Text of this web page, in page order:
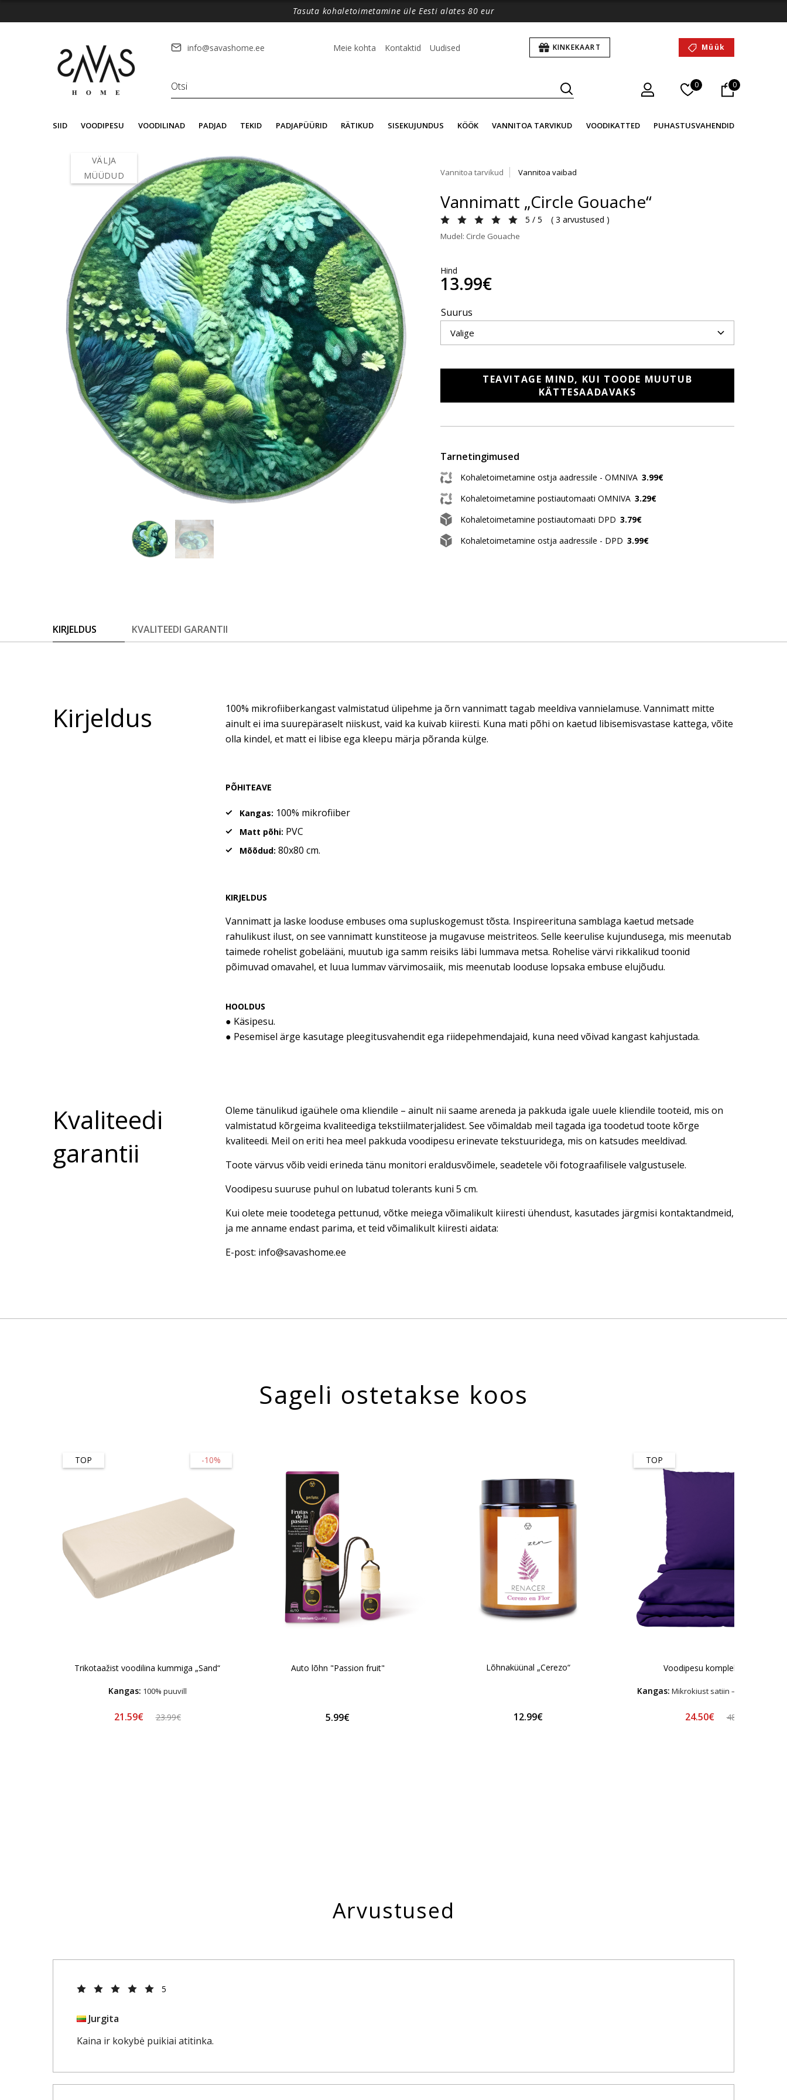
Tasuta kohaletoimetamine üle Eesti alates 80 eur
info@savashome.ee Meie kohta Kontaktid Uudised KINKEKAART Müük
0 0
SIID VOODIPESU VOODILINAD PADJAD TEKID PADJAPÜÜRID RÄTIKUD SISEKUJUNDUS KÖÖK VANNITOA TARVIKUD VOODIKATTED PUHASTUSVAHENDID
VÄLJA
MÜÜDUD
Vannitoa tarvikud Vannitoa vaibad
Vannimatt „Circle Gouache“
5 / 5 ( 3 arvustused )
Mudel: Circle Gouache
Hind
13.99€
Suurus
TEAVITAGE MIND, KUI TOODE MUUTUB
KÄTTESAADAVAKS
Tarnetingimused
Kohaletoimetamine ostja aadressile - OMNIVA 3.99€
Kohaletoimetamine postiautomaati OMNIVA 3.29€
Kohaletoimetamine postiautomaati DPD 3.79€
Kohaletoimetamine ostja aadressile - DPD 3.99€
KIRJELDUS KVALITEEDI GARANTII
Kirjeldus
100% mikrofiiberkangast valmistatud ülipehme ja õrn vannimatt tagab meeldiva vannielamuse. Vannimatt mitte
ainult ei ima suurepäraselt niiskust, vaid ka kuivab kiiresti. Kuna mati põhi on kaetud libisemisvastase kattega, võite
olla kindel, et matt ei libise ega kleepu märja põranda külge.
PÕHITEAVE
Kangas: 100% mikrofiiber
Matt põhi: PVC
Mõõdud: 80x80 cm.
KIRJELDUS
Vannimatt ja laske looduse embuses oma supluskogemust tõsta. Inspireerituna samblaga kaetud metsade
rahulikust ilust, on see vannimatt kunstiteose ja mugavuse meistriteos. Selle keerulise kujundusega, mis meenutab
taimede rohelist gobelääni, muutub iga samm reisiks läbi lummava metsa. Rohelise värvi rikkalikud toonid
põimuvad omavahel, et luua lummav värvimosaiik, mis meenutab looduse lopsaka embuse elujõudu.
HOOLDUS
● Käsipesu.
● Pesemisel ärge kasutage pleegitusvahendit ega riidepehmendajaid, kuna need võivad kangast kahjustada.
Kvaliteedi
garantii
Oleme tänulikud igaühele oma kliendile – ainult nii saame areneda ja pakkuda igale uuele kliendile tooteid, mis on
valmistatud kõrgeima kvaliteediga tekstiilmaterjalidest. See võimaldab meil tagada iga toodetud toote kõrge
kvaliteedi. Meil on eriti hea meel pakkuda voodipesu erinevate tekstuuridega, mis on katsudes meeldivad.
Toote värvus võib veidi erineda tänu monitori eraldusvõimele, seadetele või fotograafilisele valgustusele.
Voodipesu suuruse puhul on lubatud tolerants kuni 5 cm.
Kui olete meie toodetega pettunud, võtke meiega võimalikult kiiresti ühendust, kasutades järgmisi kontaktandmeid,
ja me anname endast parima, et teid võimalikult kiiresti aidata:
E-post: info@savashome.ee
Sageli ostetakse koos
-10%
TOP
Trikotaažist voodilina kummiga „Sand“
Kangas: 100% puuvill
21.59€ 23.99€
Auto lõhn "Passion fruit"
5.99€
Lõhnaküünal „Cerezo“
12.99€
TOP
Voodipesu komplekt "Pansy"
Kangas: Mikrokiust satiin –
24.50€ 48.99€
Arvustused
5
Jurgita
Kaina ir kokybė puikiai atitinka.